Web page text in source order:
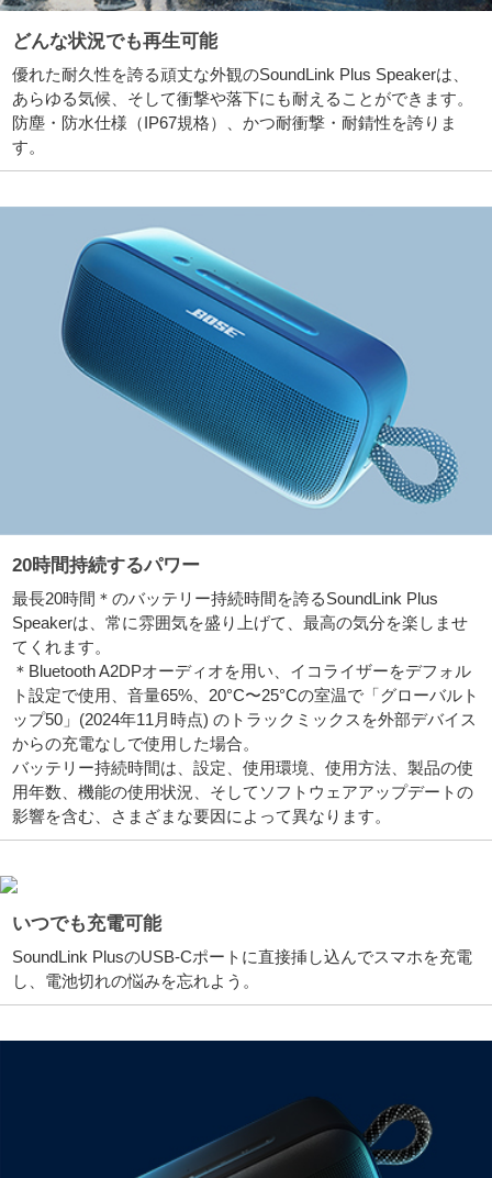
どんな状況でも再生可能
優れた耐久性を誇る頑丈な外観のSoundLink Plus Speakerは、
あらゆる気候、そして衝撃や落下にも耐えることができます。
防塵・防水仕様（IP67規格）、かつ耐衝撃・耐錆性を誇りま
す。
20時間持続するパワー
最長20時間＊のバッテリー持続時間を誇るSoundLink Plus
Speakerは、常に雰囲気を盛り上げて、最高の気分を楽しませ
てくれます。
＊Bluetooth A2DPオーディオを用い、イコライザーをデフォル
ト設定で使用、音量65%、20°C〜25°Cの室温で「グローバルト
ップ50」(2024年11月時点) のトラックミックスを外部デバイス
からの充電なしで使用した場合。
バッテリー持続時間は、設定、使用環境、使用方法、製品の使
用年数、機能の使用状況、そしてソフトウェアアップデートの
影響を含む、さまざまな要因によって異なります。
いつでも充電可能
SoundLink PlusのUSB-Cポートに直接挿し込んでスマホを充電
し、電池切れの悩みを忘れよう。